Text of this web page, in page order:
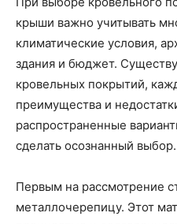
крыши важно учитывать
климатические условия,
здания и бюджет.
кровельных покрытий,
преимущества и
распространенные
сделать осознанный выбор.
Первым на рассмотрение
металлочерепицу. Этот